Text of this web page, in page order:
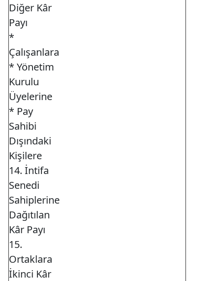
Diğer Kâr
Payı
*
Çalışanlara
* Yönetim
Kurulu
Üyelerine
* Pay
Sahibi
Dışındaki
Kişilere
14. İntifa
Senedi
Sahiplerine
Dağıtılan
Kâr Payı
15.
Ortaklara
İkinci Kâr